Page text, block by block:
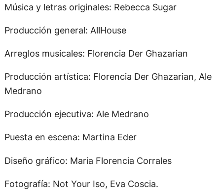
Música y letras originales: Rebecca Sugar
Producción general: AllHouse
Arreglos musicales: Florencia Der Ghazarian
Producción artística: Florencia Der Ghazarian, Ale
Medrano
Producción ejecutiva: Ale Medrano
Puesta en escena: Martina Eder
Diseño gráfico: Maria Florencia Corrales
Fotografía: Not Your Iso, Eva Coscia.